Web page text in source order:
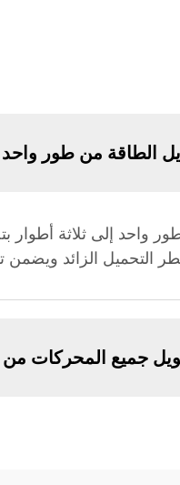
الطاقة من طور واحد
واحد إلى ثلاثة
التحميل الزائد ويضمن
جميع المحركات من